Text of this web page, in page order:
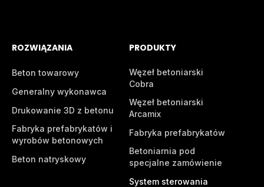
ROZWIĄZANIA
Beton towarowy
Generalny wykonawca
Drukowanie 3D z betonu
Fabryka prefabrykatów i
wyrobów betonowych
Beton natryskowy
PRODUKTY
Węzeł betoniarski
Cobra
Węzeł betoniarski
Arcamix
Fabryka prefabrykatów
Betoniarnia pod
specjalne zamówienie
System sterowania